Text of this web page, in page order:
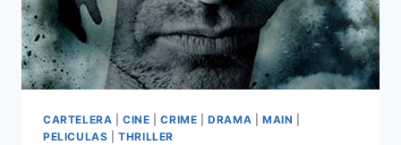
CARTELERA |CINE |CRIME |DRAMA MAIN
PELICULAS |THRILLER